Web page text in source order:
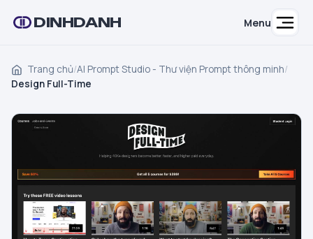
DINHDANH Menu
Trang chủ/AI Prompt Studio - Thư viện Prompt thông minh/
Design Full-Time